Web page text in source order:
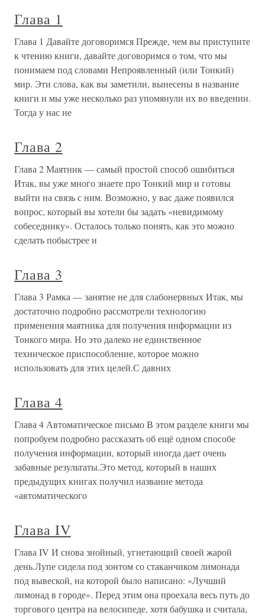
Глава 1
Глава 1 Давайте договоримся Прежде, чем вы приступите
к чтению книги, давайте договоримся о том, что мы
понимаем под словами Непроявленный (или Тонкий)
мир. Эти слова, как вы заметили, вынесены в название
книги и мы уже несколько раз упомянули их во введении.
Тогда у нас не
Глава 2
Глава 2 Маятник — самый простой способ ошибиться
Итак, вы уже много знаете про Тонкий мир и готовы
выйти на связь с ним. Возможно, у вас даже появился
вопрос, который вы хотели бы задать «невидимому
собеседнику». Осталось только понять, как это можно
сделать побыстрее и
Глава 3
Глава 3 Рамка — занятие не для слабонервных Итак, мы
достаточно подробно рассмотрели технологию
применения маятника для получения информации из
Тонкого мира. Но это далеко не единственное
техническое приспособление, которое можно
использовать для этих целей.С давних
Глава 4
Глава 4 Автоматическое письмо В этом разделе книги мы
попробуем подробно рассказать об ещё одном способе
получения информации, который иногда дает очень
забавные результаты.Это метод, который в наших
предыдущих книгах получил название метода
«автоматического
Глава IV
Глава IV И снова знойный, угнетающий своей жарой
день.Лупе сидела под зонтом со стаканчиком лимонада
под вывеской, на которой было написано: «Лучший
лимонад в городе». Перед этим она проехала весь путь до
торгового центра на велосипеде, хотя бабушка и считала,